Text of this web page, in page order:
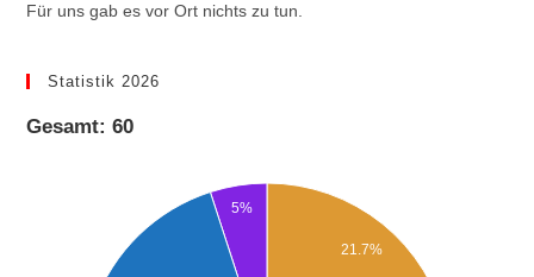
Für uns gab es vor Ort nichts zu tun.
Statistik 2026
Gesamt: 60
21.7%
5%